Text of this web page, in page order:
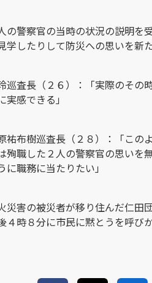
の警察官の当時の状況の説明を
学したりして防災への思いを新
巡査長（２６）：「実際のその
感できる」
祐布樹巡査長（２８）：「この
殉職した２人の警察官の思いを
職務に当たりたい」
災害の被災者が移り住んだ仁田
時８分に市民に黙とうを呼びか